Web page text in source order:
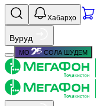
Хабарҳо
Вуруд
МО СОЛА ШУДЕМ